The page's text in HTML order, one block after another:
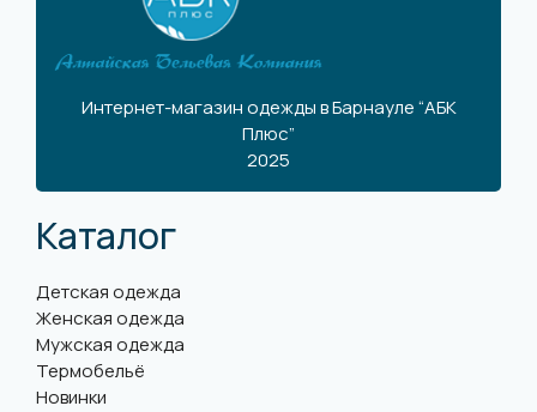
Интернет-магазин одежды в Барнауле “АБК
Плюс”
2025
Каталог
Детская одежда
Женская одежда
Мужская одежда
Термобельё
Новинки